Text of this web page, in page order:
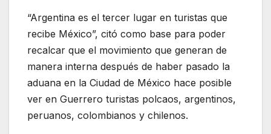
“Argentina es el tercer lugar en turistas que
recibe México”, citó como base para poder
recalcar que el movimiento que generan de
manera interna después de haber pasado la
aduana en la Ciudad de México hace posible
ver en Guerrero turistas polcaos, argentinos,
peruanos, colombianos y chilenos.